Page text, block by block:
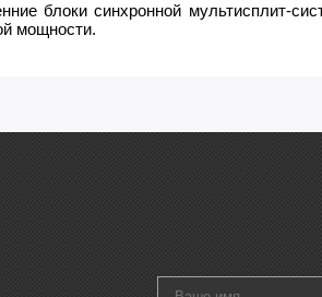
блоки синхронной мультисплит-
мощности.